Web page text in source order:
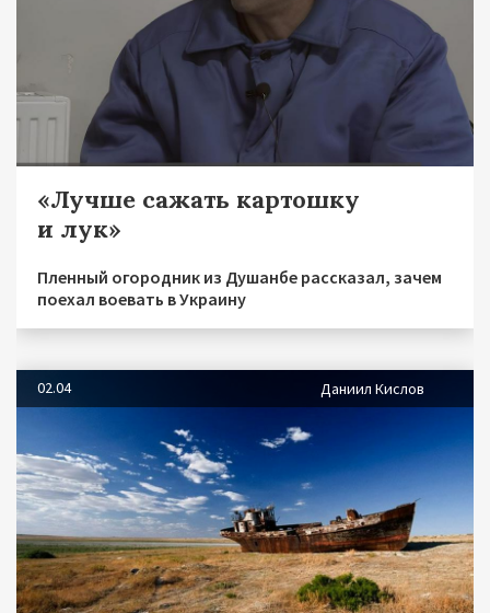
«Лучше сажать картошку
и лук»
Пленный огородник из Душанбе рассказал, зачем
поехал воевать в Украину
02.04 Даниил Кислов